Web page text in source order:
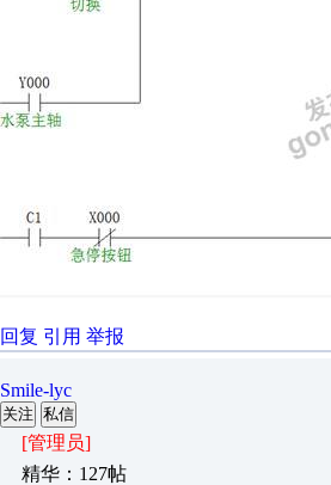
回复 引用 举报
Smile-lyc
关注 私信
[管理员]
精华：127帖